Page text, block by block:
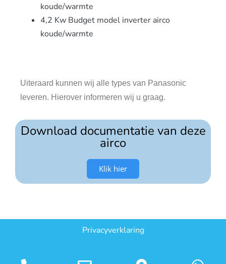
koude/warmte
4,2 Kw Budget model inverter airco
koude/warmte
Uiteraard kunnen wij alle types van Panasonic
leveren. Hierover informeren wij u graag.
Download documentatie van deze
airco
Klik hier
Privacyverklaring